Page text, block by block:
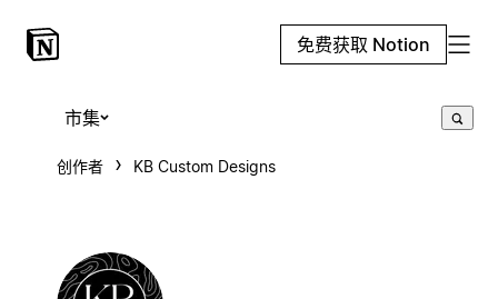
免费获取 Notion
市集
创作者 KB Custom Designs